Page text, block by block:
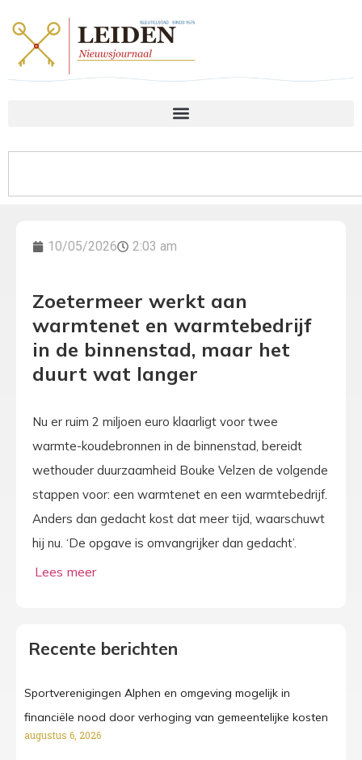
10/05/2026 2:03 am
Zoetermeer werkt aan
warmtenet en warmtebedrijf
in de binnenstad, maar het
duurt wat langer
Nu er ruim 2 miljoen euro klaarligt voor twee
warmte-koudebronnen in de binnenstad, bereidt
wethouder duurzaamheid Bouke Velzen de volgende
stappen voor: een warmtenet en een warmtebedrijf.
Anders dan gedacht kost dat meer tijd, waarschuwt
hij nu. ‘De opgave is omvangrijker dan gedacht’.
Recente berichten
Sportverenigingen Alphen en omgeving mogelijk in
financiële nood door verhoging van gemeentelijke kosten
augustus 6, 2026